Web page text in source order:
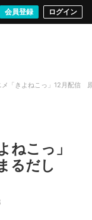
会員登録 ログイン
音楽・映像 ゲームストリート
メ「きよねこっ」12月配信
ねこっ」
るだし